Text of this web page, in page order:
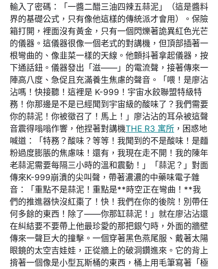
輸入了密碼：「一醬二醋三油四辣五蒜泥」（這是醬料
界的基礎公式，只有像他這樣的傳統派才會用）。保險
箱打開，裡面沒有黃金，只有一個閃爍著詭異紅色光芒
的儀器。這儀器很像一個老式的對講機，但頂部插著一
根彎曲的、像韭菜一樣的天線。他顫抖著拿起儀器，按
下通話鈕。儀器發出「滋——」的電流聲，接著傳來一
陣高八度、急促且充滿養生焦慮的聲音。「喂！是廖沾
沾嗎！快接聽！這裡是 K-999！宇宙水餃聯盟特級特
務！你那邊是不是已經聞到宇宙級的酸味了？我們需要
你的蒜泥！你被徵召了！馬上！」廖沾沾的耳朵被這聲
音震得嗡嗡作響，他捏著對講機THE R3 寓所 ，困惑地
喊道：「特務？酸味？等等！我聞到的不是酸味！是麵
粉過度膨脹的焦慮味！還有，我現在走不開！我的陳年
老蒜泥需要每隔三小時的溫和震動！」「蒜泥？」對面
傳來K-999崩潰的尖叫聲，帶著濃濃的中藥味電子雜
音：「重點不是蒜泥！重點是**時空正在彎曲！**我
們的推進器快沒紅棗了！快！我們在你的後院！別帶任
何多餘的東西！除了——你那缸蒜泥！」就在廖沾沾還
在糾結要不要帶上他最珍愛的那把銀勺時，外面的牆壁
傳來一聲巨大的撞擊。一個穿著黑色燕尾服、戴著太陽
眼鏡的太空吉娃娃，正從牆上的破洞鑽進來。它的背上
揹著一個像是小型瓦斯桶的東西，桶上用毛筆寫著「極